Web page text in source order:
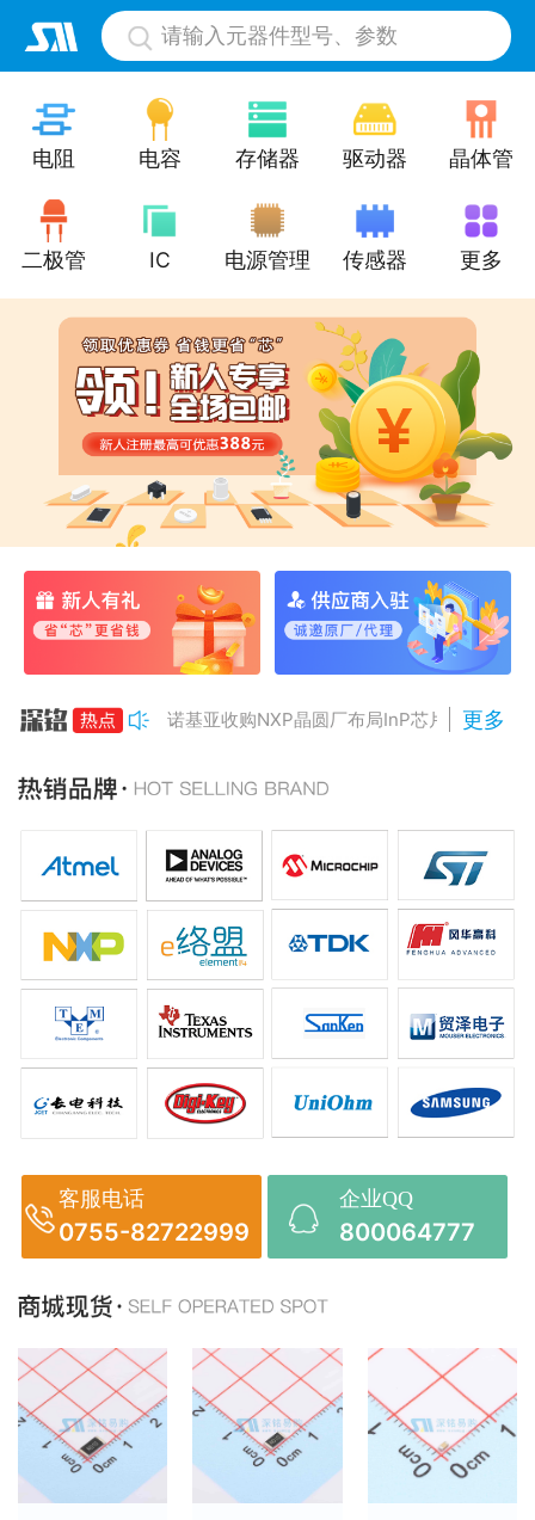
请输入元器件型号、参数
电阻 电容 存储器 驱动器 晶体管
二极管 IC 电源管理 传感器 更多
诺基亚收购NXP晶圆厂布局InP芯片
Anthropic组建AI芯片团队
AMD二季度营收增50%，数据中心业务将翻倍
更多
客服电话
0755-82722999
企业QQ
800064777